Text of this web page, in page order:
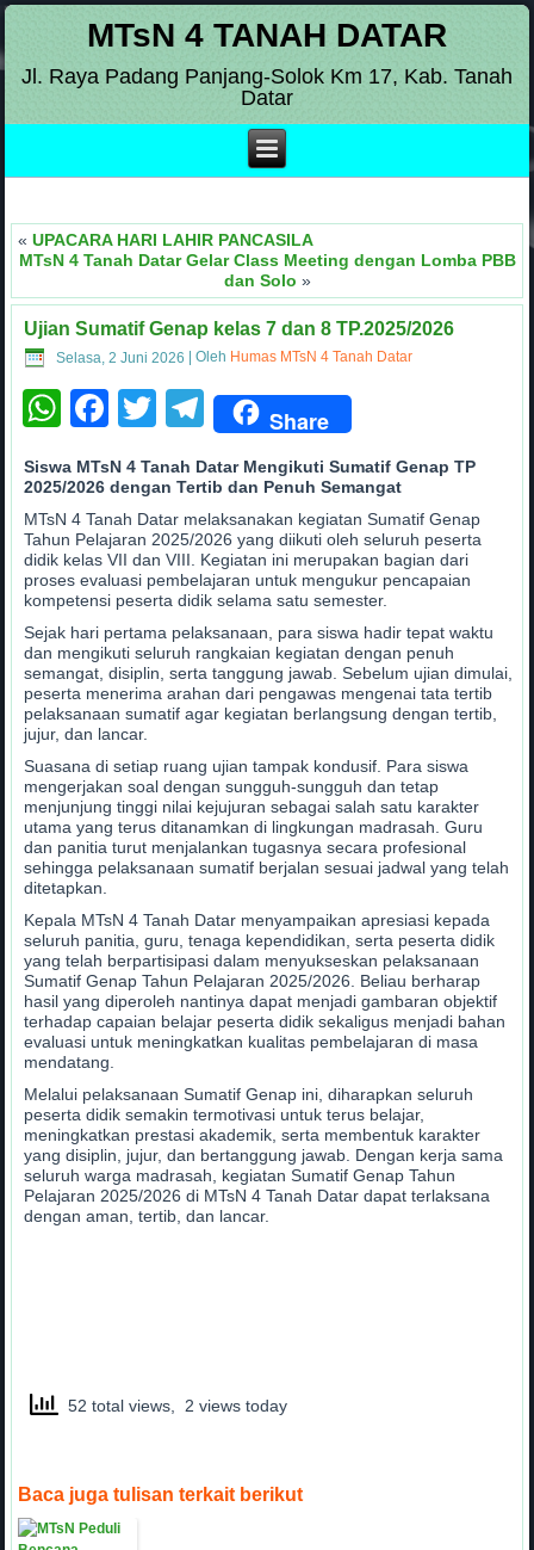
MTsN 4 TANAH DATAR
Jl. Raya Padang Panjang-Solok Km 17, Kab. Tanah
Datar
«UPACARA HARI LAHIR PANCASILA
MTsN 4 Tanah Datar Gelar Class Meeting dengan Lomba PBB
dan Solo »
Ujian Sumatif Genap kelas 7 dan 8 TP.2025/2026
Selasa, 2 Juni 2026 |Oleh Humas MTsN 4 Tanah Datar
WhatsApp
Facebook
Twitter
Telegram
Share
Siswa MTsN 4 Tanah Datar Mengikuti Sumatif Genap TP
2025/2026 dengan Tertib dan Penuh Semangat
MTsN 4 Tanah Datar melaksanakan kegiatan Sumatif Genap
Tahun Pelajaran 2025/2026 yang diikuti oleh seluruh peserta
didik kelas VII dan VIII. Kegiatan ini merupakan bagian dari
proses evaluasi pembelajaran untuk mengukur pencapaian
kompetensi peserta didik selama satu semester.
Sejak hari pertama pelaksanaan, para siswa hadir tepat waktu
dan mengikuti seluruh rangkaian kegiatan dengan penuh
semangat, disiplin, serta tanggung jawab. Sebelum ujian dimulai,
peserta menerima arahan dari pengawas mengenai tata tertib
pelaksanaan sumatif agar kegiatan berlangsung dengan tertib,
jujur, dan lancar.
Suasana di setiap ruang ujian tampak kondusif. Para siswa
mengerjakan soal dengan sungguh-sungguh dan tetap
menjunjung tinggi nilai kejujuran sebagai salah satu karakter
utama yang terus ditanamkan di lingkungan madrasah. Guru
dan panitia turut menjalankan tugasnya secara profesional
sehingga pelaksanaan sumatif berjalan sesuai jadwal yang telah
ditetapkan.
Kepala MTsN 4 Tanah Datar menyampaikan apresiasi kepada
seluruh panitia, guru, tenaga kependidikan, serta peserta didik
yang telah berpartisipasi dalam menyukseskan pelaksanaan
Sumatif Genap Tahun Pelajaran 2025/2026. Beliau berharap
hasil yang diperoleh nantinya dapat menjadi gambaran objektif
terhadap capaian belajar peserta didik sekaligus menjadi bahan
evaluasi untuk meningkatkan kualitas pembelajaran di masa
mendatang.
Melalui pelaksanaan Sumatif Genap ini, diharapkan seluruh
peserta didik semakin termotivasi untuk terus belajar,
meningkatkan prestasi akademik, serta membentuk karakter
yang disiplin, jujur, dan bertanggung jawab. Dengan kerja sama
seluruh warga madrasah, kegiatan Sumatif Genap Tahun
Pelajaran 2025/2026 di MTsN 4 Tanah Datar dapat terlaksana
dengan aman, tertib, dan lancar.
52 total views, 2 views today
Baca juga tulisan terkait berikut